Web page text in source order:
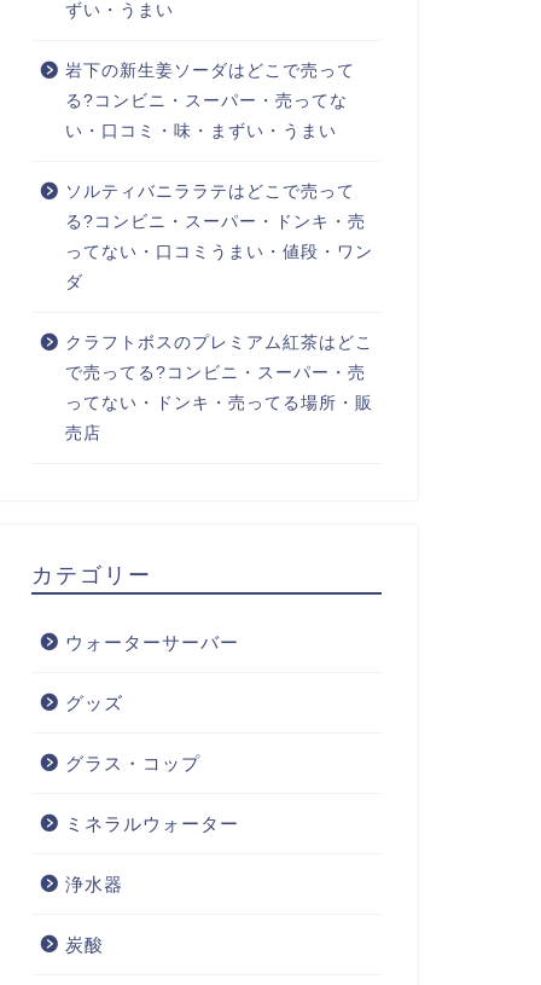
ずい・うまい
岩下の新生姜ソーダはどこで売って
る?コンビニ・スーパー・売ってな
い・口コミ・味・まずい・うまい
ソルティバニララテはどこで売って
る?コンビニ・スーパー・ドンキ・売
ってない・口コミうまい・値段・ワン
ダ
クラフトボスのプレミアム紅茶はどこ
で売ってる?コンビニ・スーパー・売
ってない・ドンキ・売ってる場所・販
売店
カテゴリー
ウォーターサーバー
グッズ
グラス・コップ
ミネラルウォーター
浄水器
炭酸